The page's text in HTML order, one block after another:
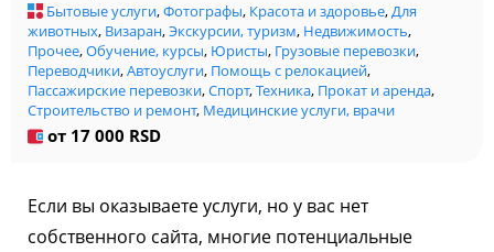
Бытовые услуги,Фотографы, Красота и здоровье,Для
животных, Визаран,Экскурсии, туризм, Недвижимость,
Прочее,Обучение, курсы, Юристы, Грузовые перевозки,
Переводчики,Автоуслуги, Помощь с релокацией,
Пассажирские перевозки,Спорт,Техника, Прокат и аренда,
Строительство и ремонт, Медицинские услуги, врачи
от 17 000 RSD
Если вы оказываете услуги, но у вас нет
собственного сайта, многие потенциальные